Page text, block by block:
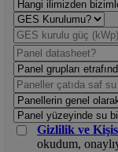
Gizlilik ve
okudum,